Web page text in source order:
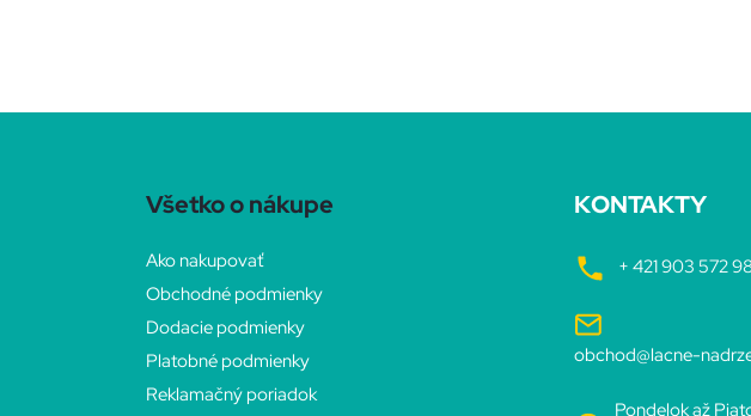
k
y
v
ý
Všetko o nákupe
Ako nakupovať
Obchodné podmienky
Dodacie podmienky
Platobné podmienky
Reklamačný poriadok
KONTAKTY
+ 421 903 572
obchod@lacne-
Pondelok až